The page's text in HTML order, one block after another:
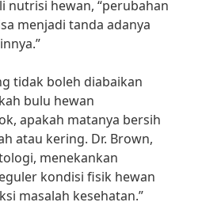
nutrisi hewan, “perubahan
menjadi tanda adanya
tidak boleh diabaikan
bulu hewan
apakah matanya bersih
atau kering. Dr. Brown,
menekankan
kondisi fisik hewan
masalah kesehatan.”